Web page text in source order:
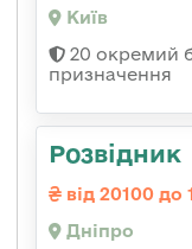
Київ
20 окремий
призначення
Розвідник
від 20100 до
Дніпро